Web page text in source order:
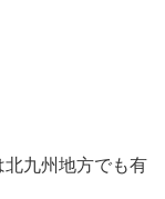
北九州地方でも有